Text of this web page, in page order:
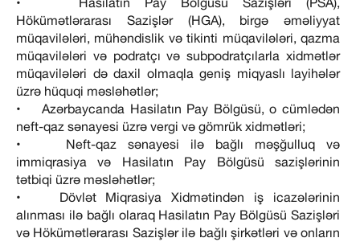
Hökümətlərarası Sazişlər (HGA), birgə əməliyyat
müqavilələri, mühəndislik və tikinti müqavilələri, qazma
müqavilələri və podratçı və subpodratçılarla xidmətlər
müqavilələri də daxil olmaqla geniş miqyaslı layihələr
üzrə hüquqi məsləhətlər;
• Azərbaycanda Hasilatın Pay Bölgüsü, o cümlədən
neft-qaz sənayesi üzrə vergi və gömrük xidmətləri;
• Neft-qaz sənayesi ilə bağlı məşğulluq və
immiqrasiya və Hasilatın Pay Bölgüsü sazişlərinin
tətbiqi üzrə məsləhətlər;
• Dövlət Miqrasiya Xidmətindən iş icazələrinin
alınması ilə bağlı olaraq Hasilatın Pay Bölgüsü Sazişləri
və Hökümətlərarası Sazişlər ilə bağlı şirkətləri və onların